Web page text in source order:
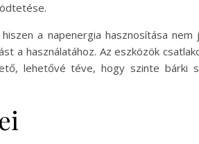
a napenergia hasznosítása nem
a használatához. Az eszközök
lehetővé téve, hogy szinte bárki